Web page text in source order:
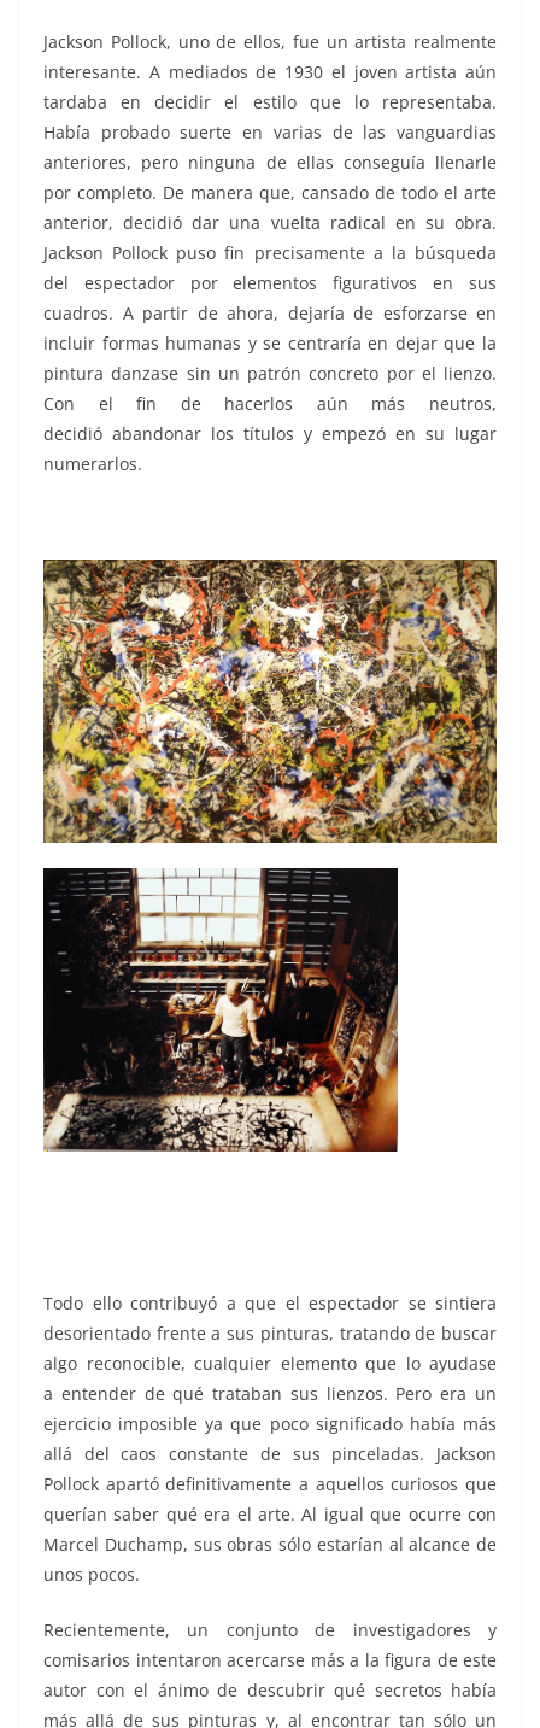
Jackson Pollock, uno de ellos, fue un artista realmente
interesante. A mediados de 1930 el joven artista aún
tardaba en decidir el estilo que lo representaba.
Había probado suerte en varias de las vanguardias
anteriores, pero ninguna de ellas conseguía llenarle
por completo. De manera que, cansado de todo el arte
anterior, decidió dar una vuelta radical en su obra.
Jackson Pollock puso fin precisamente a la búsqueda
del espectador por elementos figurativos en sus
cuadros. A partir de ahora, dejaría de esforzarse en
incluir formas humanas y se centraría en dejar que la
pintura danzase sin un patrón concreto por el lienzo.
Con el fin de hacerlos aún más neutros,
decidió abandonar los títulos y empezó en su lugar
numerarlos.
Todo ello contribuyó a que el espectador se sintiera
desorientado frente a sus pinturas, tratando de buscar
algo reconocible, cualquier elemento que lo ayudase
a entender de qué trataban sus lienzos. Pero era un
ejercicio imposible ya que poco significado había más
allá del caos constante de sus pinceladas. Jackson
Pollock apartó definitivamente a aquellos curiosos que
querían saber qué era el arte. Al igual que ocurre con
Marcel Duchamp, sus obras sólo estarían al alcance de
unos pocos.
Recientemente, un conjunto de investigadores y
comisarios intentaron acercarse más a la figura de este
autor con el ánimo de descubrir qué secretos había
más allá de sus pinturas y, al encontrar tan sólo un